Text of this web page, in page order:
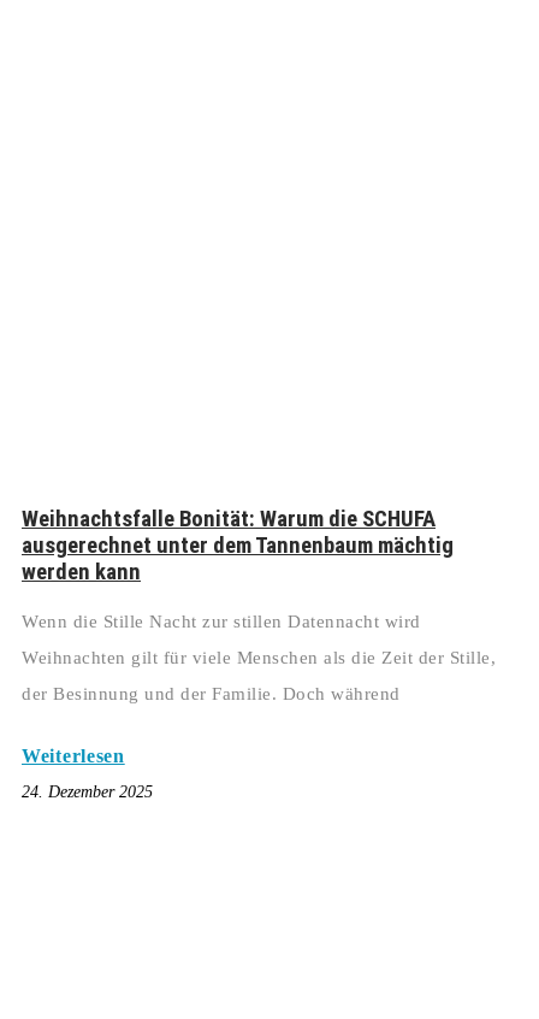
Weihnachtsfalle Bonität: Warum die SCHUFA
ausgerechnet unter dem Tannenbaum mächtig
werden kann
Wenn die Stille Nacht zur stillen Datennacht wird
Weihnachten gilt für viele Menschen als die Zeit der Stille,
der Besinnung und der Familie. Doch während
Weiterlesen
24. Dezember 2025